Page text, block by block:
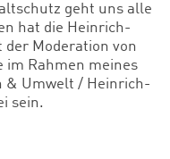
geht uns alle
hat die Heinrich-
Moderation von
im Rahmen meines
& Umwelt / Heinrich-
sein.